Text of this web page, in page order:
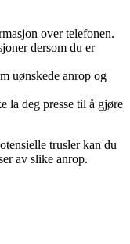
over telefonen.
dersom du er
uønskede anrop og
la deg presse til å gjøre
trusler kan du
av slike anrop.